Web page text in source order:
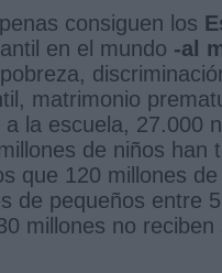
consiguen los
en el mundo -al
matrimonio
la escuela, 27.000
de niños han
que 120 millones
de pequeños entre
millones no